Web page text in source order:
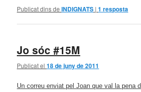
Publicat dins de INDIGNATS |1 resposta
Jo sóc #15M
Publicat el18 de juny de 2011
Un correu enviat pel Joan que val la pena